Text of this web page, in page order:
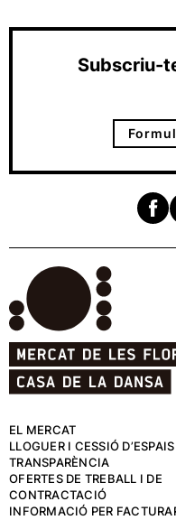
Subscriu-
EL MERCAT
LLOGUER I CESSIÓ D’ESPAIS
TRANSPARÈNCIA
OFERTES DE TREBALL I DE
CONTRACTACIÓ
INFORMACIÓ PER